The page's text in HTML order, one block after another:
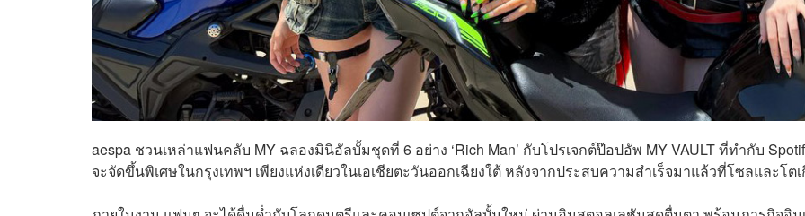
aespa ชวนเหล่าแฟนคลับ MY ฉลองมินิอัลบั้มชุดที่ 6 อย่าง ‘Rich Man’ กับโปรเจกต์ป๊อปอัพ MY VAULT ที่ทำกับ
จะจัดขึ้นพิเศษในกรุงเทพฯ เพียงแห่งเดียวในเอเชียตะวันออกเฉียงใต้ หลังจากประสบความสำเร็จมาแล้วที่โซลและโตเ